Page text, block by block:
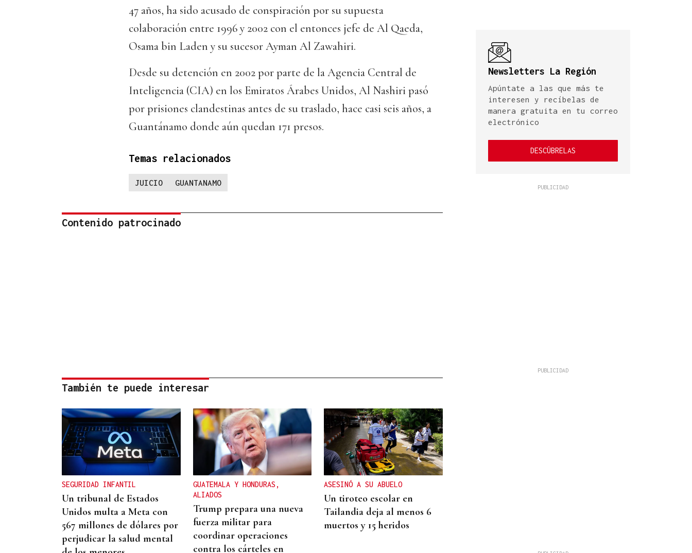
47 años, ha sido acusado de conspiración por su supuesta
colaboración entre 1996 y 2002 con el entonces jefe de Al Qaeda,
Osama bin Laden y su sucesor Ayman Al Zawahiri.
Desde su detención en 2002 por parte de la Agencia Central de
Inteligencia (CIA) en los Emiratos Árabes Unidos, Al Nashiri pasó
por prisiones clandestinas antes de su traslado, hace casi seis años, a
Guantánamo donde aún quedan 171 presos.
Temas relacionados
JUICIO GUANTANAMO
Contenido patrocinado
También te puede interesar
SEGURIDAD INFANTIL
Un tribunal de Estados
Unidos multa a Meta con
567 millones de dólares por
perjudicar la salud mental
GUATEMALA Y HONDURAS,
ALIADOS
Trump prepara una nueva
fuerza militar para
coordinar operaciones
contra los cárteles en
ASESINÓ A SU ABUELO
Un tiroteo escolar en
Tailandia deja al menos 6
muertos y 15 heridos
Newsletters La Región
Apúntate a las que más te
interesen y recíbelas de
manera gratuita en tu correo
electrónico
DESCÚBRELAS